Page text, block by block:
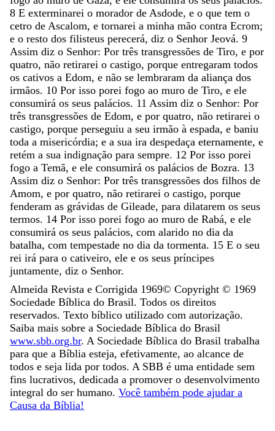
8 E exterminarei o morador de Asdode, e o que tem o
cetro de Ascalom, e tornarei a minha mão contra Ecrom;
e o resto dos filisteus perecerá, diz o Senhor Jeová. 9
Assim diz o Senhor: Por três transgressões de Tiro, e por
quatro, não retirarei o castigo, porque entregaram todos
os cativos a Edom, e não se lembraram da aliança dos
irmãos. 10 Por isso porei fogo ao muro de Tiro, e ele
consumirá os seus palácios. 11 Assim diz o Senhor: Por
três transgressões de Edom, e por quatro, não retirarei o
castigo, porque perseguiu a seu irmão à espada, e baniu
toda a misericórdia; e a sua ira despedaça eternamente, e
retém a sua indignação para sempre. 12 Por isso porei
fogo a Temã, e ele consumirá os palácios de Bozra. 13
Assim diz o Senhor: Por três transgressões dos filhos de
Amom, e por quatro, não retirarei o castigo, porque
fenderam as grávidas de Gileade, para dilatarem os seus
termos. 14 Por isso porei fogo ao muro de Rabá, e ele
consumirá os seus palácios, com alarido no dia da
batalha, com tempestade no dia da tormenta. 15 E o seu
rei irá para o cativeiro, ele e os seus príncipes
juntamente, diz o Senhor.
Almeida Revista e Corrigida 1969© Copyright © 1969
Sociedade Bíblica do Brasil. Todos os direitos
reservados. Texto bíblico utilizado com autorização.
Saiba mais sobre a Sociedade Bíblica do Brasil
www.sbb.org.br. A Sociedade Bíblica do Brasil trabalha
para que a Bíblia esteja, efetivamente, ao alcance de
todos e seja lida por todos. A SBB é uma entidade sem
fins lucrativos, dedicada a promover o desenvolvimento
integral do ser humano. Você também pode ajudar a
Causa da Bíblia!